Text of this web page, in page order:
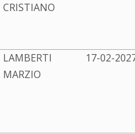
CRISTIANO
LAMBERTI
MARZIO
17-02-